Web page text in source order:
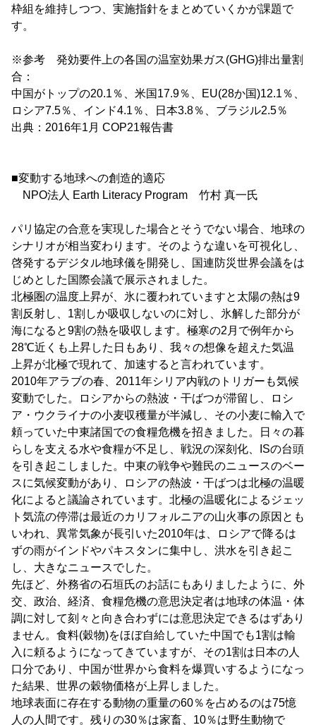
枠組を維持しつつ、実施指針をまとめていくかが課題で
す。
※参考 発効要件上の各国の温室効果ガス(GHG)排出量割
合：
中国がトップの20.1％、米国17.9％、EU(28か国)12.1％、
ロシア7.5％、インド4.1％、日本3.8％、ブラジル2.5％
出典：2016年1月 COP21報告書
■変動する地球への創造的適応
NPO法人 Earth Literacy Program 竹村 真一氏
パリ協定の合意を実現した場合とそうでない場合、地球の
シナリオが相当変わります。そのような違いを可視化し、
啓発するデジタル地球儀を開発し、国連防災世界会議をは
じめとした国際会議で展示されました。
北極圏の温度上昇が、氷に覆われていますと太陽の熱は9
割反射し、1割しか吸収しないのに対し、氷解した部分が
海になると9割の熱を吸収します。極寒の2月で例年から
28℃近くも上昇した日もあり、我々の想像を超えた気温
上昇が北極で現れて、加速すると言われています。
2010年アラブの春、2011年シリア内戦のトリガーも気候
変動でした。ロシアからの熱波・干ばつが滞留し、ロシ
ア・ウクライナの小麦収穫量が半減し、その小麦に輸入で
頼っていた中東諸国での食糧危機を招きました。日々の暮
らしを支える水や食糧が不足し、戦況の深刻化、ISの台頭
を引き起こしました。中東の戦争や難民のニュースのベー
スに気候変動があり、ロシアの熱波・干ばつは北極の温暖
化によると議論されています。北極の温暖化によるジェッ
ト気流の停滞は最近のカリフォルニアの山火事の原因とも
いわれ、異常気象が長引いた2010年は、ロシアで降るは
ずの雨がインドやパキスタンに集中し、洪水を引き起こ
し、大きなニュースでした。
先ほど、外務省の石垣氏のお話にもありましたように、外
交、政治、経済、食糧危機の意思決定者は地球の体温・体
調に対して刻々と向き合わずには意思決定できるはずあり
ません。食料(穀物)をほぼ自給していた中国でも1割は輸
入に頼るようになってきていますが、その1割は日本の人
口分であり、中国が世界から食料を爆買いするようになっ
た結果、世界の穀物価格が上昇しました。
地球表面に存在する動物の重量の60％を占めるのは75憶
人の人間です。残りの30％は家畜、10％は野生動物で